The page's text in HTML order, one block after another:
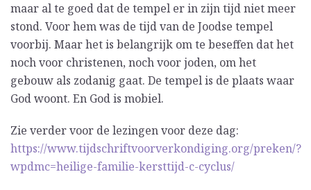
maar al te goed dat de tempel er in zijn tijd niet meer
stond. Voor hem was de tijd van de Joodse tempel
voorbij. Maar het is belangrijk om te beseffen dat het
noch voor christenen, noch voor joden, om het
gebouw als zodanig gaat. De tempel is de plaats waar
God woont. En God is mobiel.
Zie verder voor de lezingen voor deze dag:
https://www.tijdschriftvoorverkondiging.org/preken/?
wpdmc=heilige-familie-kersttijd-c-cyclus/